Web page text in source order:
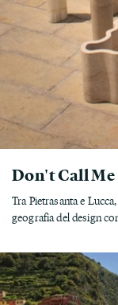
Don't Call
Tra Pietrasanta e
geografia del design